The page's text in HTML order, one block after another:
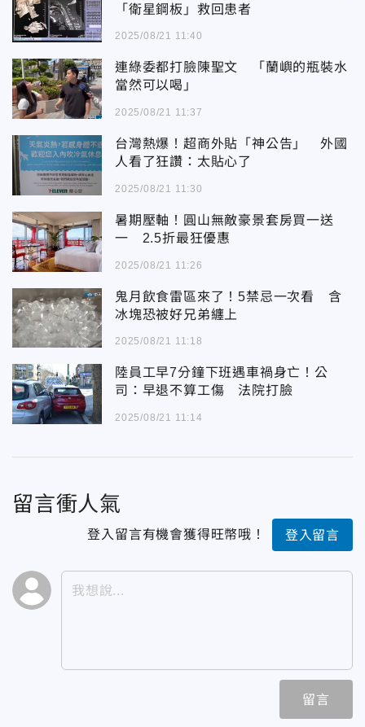
「衛星鋼板」救回患者
2025/08/21 11:40
連綠委都打臉陳聖文 「蘭嶼的瓶裝水
當然可以喝」
2025/08/21 11:37
台灣熱爆！超商外貼「神公告」 外國
人看了狂讚：太貼心了
2025/08/21 11:30
暑期壓軸！圓山無敵豪景套房買一送
一 2.5折最狂優惠
2025/08/21 11:26
鬼月飲食雷區來了！5禁忌一次看 含
冰塊恐被好兄弟纏上
2025/08/21 11:18
陸員工早7分鐘下班遇車禍身亡！公
司：早退不算工傷 法院打臉
2025/08/21 11:14
留言衝人氣
登入留言有機會獲得旺幣哦！ 登入留言
留言